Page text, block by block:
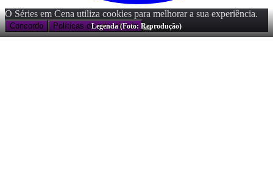
Legenda (Foto: Reprodução)
O Séries em Cena utiliza cookies para melhorar a sua experiência.
Concordo Políticas de privacidade